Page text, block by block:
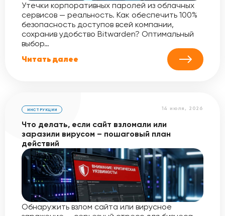
Утечки корпоративных паролей из облачных
сервисов — реальность. Как обеспечить 100%
безопасность доступов всей компании,
сохранив удобство Bitwarden? Оптимальный
выбор…
Читать далее
14 июля, 2026
ИНСТРУКЦИИ
Что делать, если сайт взломали или
заразили вирусом – пошаговый план
действий
Обнаружить взлом сайта или вирусное